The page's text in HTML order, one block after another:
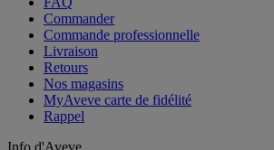
Commander
Commande professionnelle
Livraison
Retours
Nos magasins
MyAveve carte de fidélité
Rappel
Info d'Aveve